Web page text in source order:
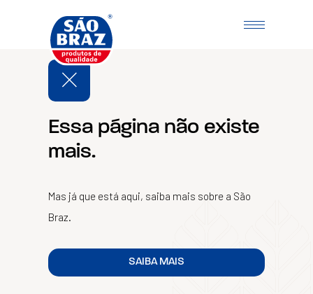
Essa página não existe
mais.
Mas já que está aqui, saiba mais sobre a São
Braz.
SAIBA MAIS